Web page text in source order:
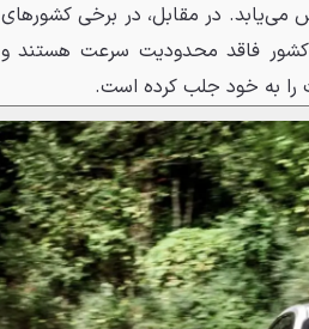
در مقابل، در برخی کشورهای
کشور فاقد محدودیت سرعت هستند و
را به خود جلب کرده است.